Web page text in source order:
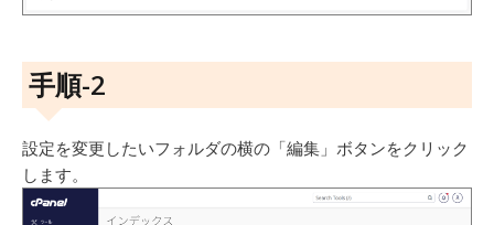
手順-2
設定を変更したいフォルダの横の「編集」ボタンをクリック
します。